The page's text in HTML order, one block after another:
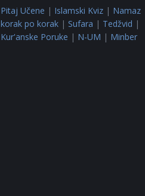
Pitaj Učene | Islamski Kviz| Namaz
korak po korak| Sufara | Tedžvid |
Kur'anske Poruke | N-UM | Minber